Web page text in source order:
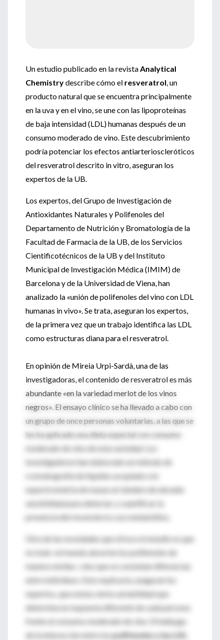
Un estudio publicado en la revistaAnalytical
Chemistrydescribe cómo el resveratrol, un
producto natural que se encuentra principalmente
en la uva y en el vino, se une con las lipoproteínas
de baja intensidad (LDL) humanas después de un
consumo moderado de vino. Este descubrimiento
podría potenciar los efectos antiarterioscleróticos
del resveratrol descrito in vitro, aseguran los
expertos de la UB.
Los expertos, del Grupo de Investigación de
Antioxidantes Naturales y Polifenoles del
Departamento de Nutrición y Bromatología de la
Facultad de Farmacia de la UB, de los Servicios
Cientificotécnicos de la UB y del Instituto
Municipal de Investigación Médica (IMIM) de
Barcelona y de la Universidad de Viena, han
analizado la «unión de polifenoles del vino con LDL
humanas in vivo». Se trata, aseguran los expertos,
de la primera vez que un trabajo identifica las LDL
como estructuras diana para el resveratrol.
En opinión de Mireia Urpi-Sardà, una de las
investigadoras, el contenido de resveratrol es más
abundante «en la variedad merlot de los vinos
negros». El ensayo clínico se ha llevado a cabo con
un grupo de once personas voluntarias, a las que se
les ha aplicado una dieta especial con consumo
moderado de vino de esta variedad. Los
investigadores han elaborado un método de
cromatografía de líquidos acoplado a la
espectrometría de masas en tándem de elevada
sensibilidad para detectar y cuantificar la
presencia del resveratrol y sus metabólitos.
Otra de las novedades que ofrece el estudio es que
no todo «el mundo absorbe los polifenoles de
manera similar», sino que se constatan diferencias
entre individuos. Esto explicaría, aseguran los
expertos, que exista cierta variabilidad que
determina la respuesta diferente de cada persona
frente al consumo moderado de vino. El hallazgo
de la interacción entre lospolifenoles y las LDL